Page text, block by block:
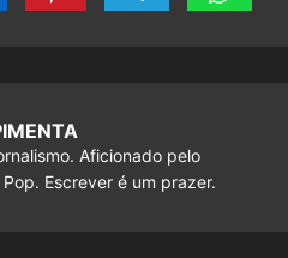
Aficionado pelo
Escrever é um prazer.